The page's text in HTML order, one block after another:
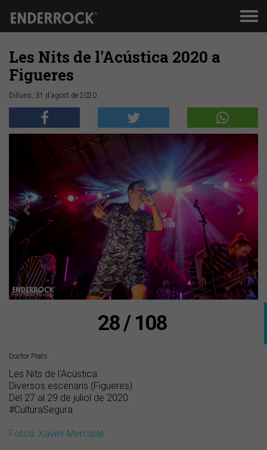
Les Nits de l'Acústica 2020 a
Figueres
Dilluns, 31 d'agost de 2020
Anterior
28 / 108
Doctor Prats
Les Nits de l'Acústica
Diversos escenaris (Figueres)
Del 27 al 29 de juliol de 2020
#CulturaSegura
Fotos: Xavier Mercadé